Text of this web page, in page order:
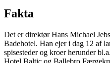
Fakta
Det er direktør Hans Michael
Badehotel. Han ejer i dag 12 af
spisesteder og kroer herunder
Hotel Baltic og Ballebro